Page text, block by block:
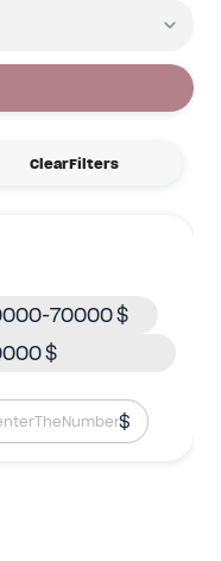
ClearFilters
70000 $
$
$